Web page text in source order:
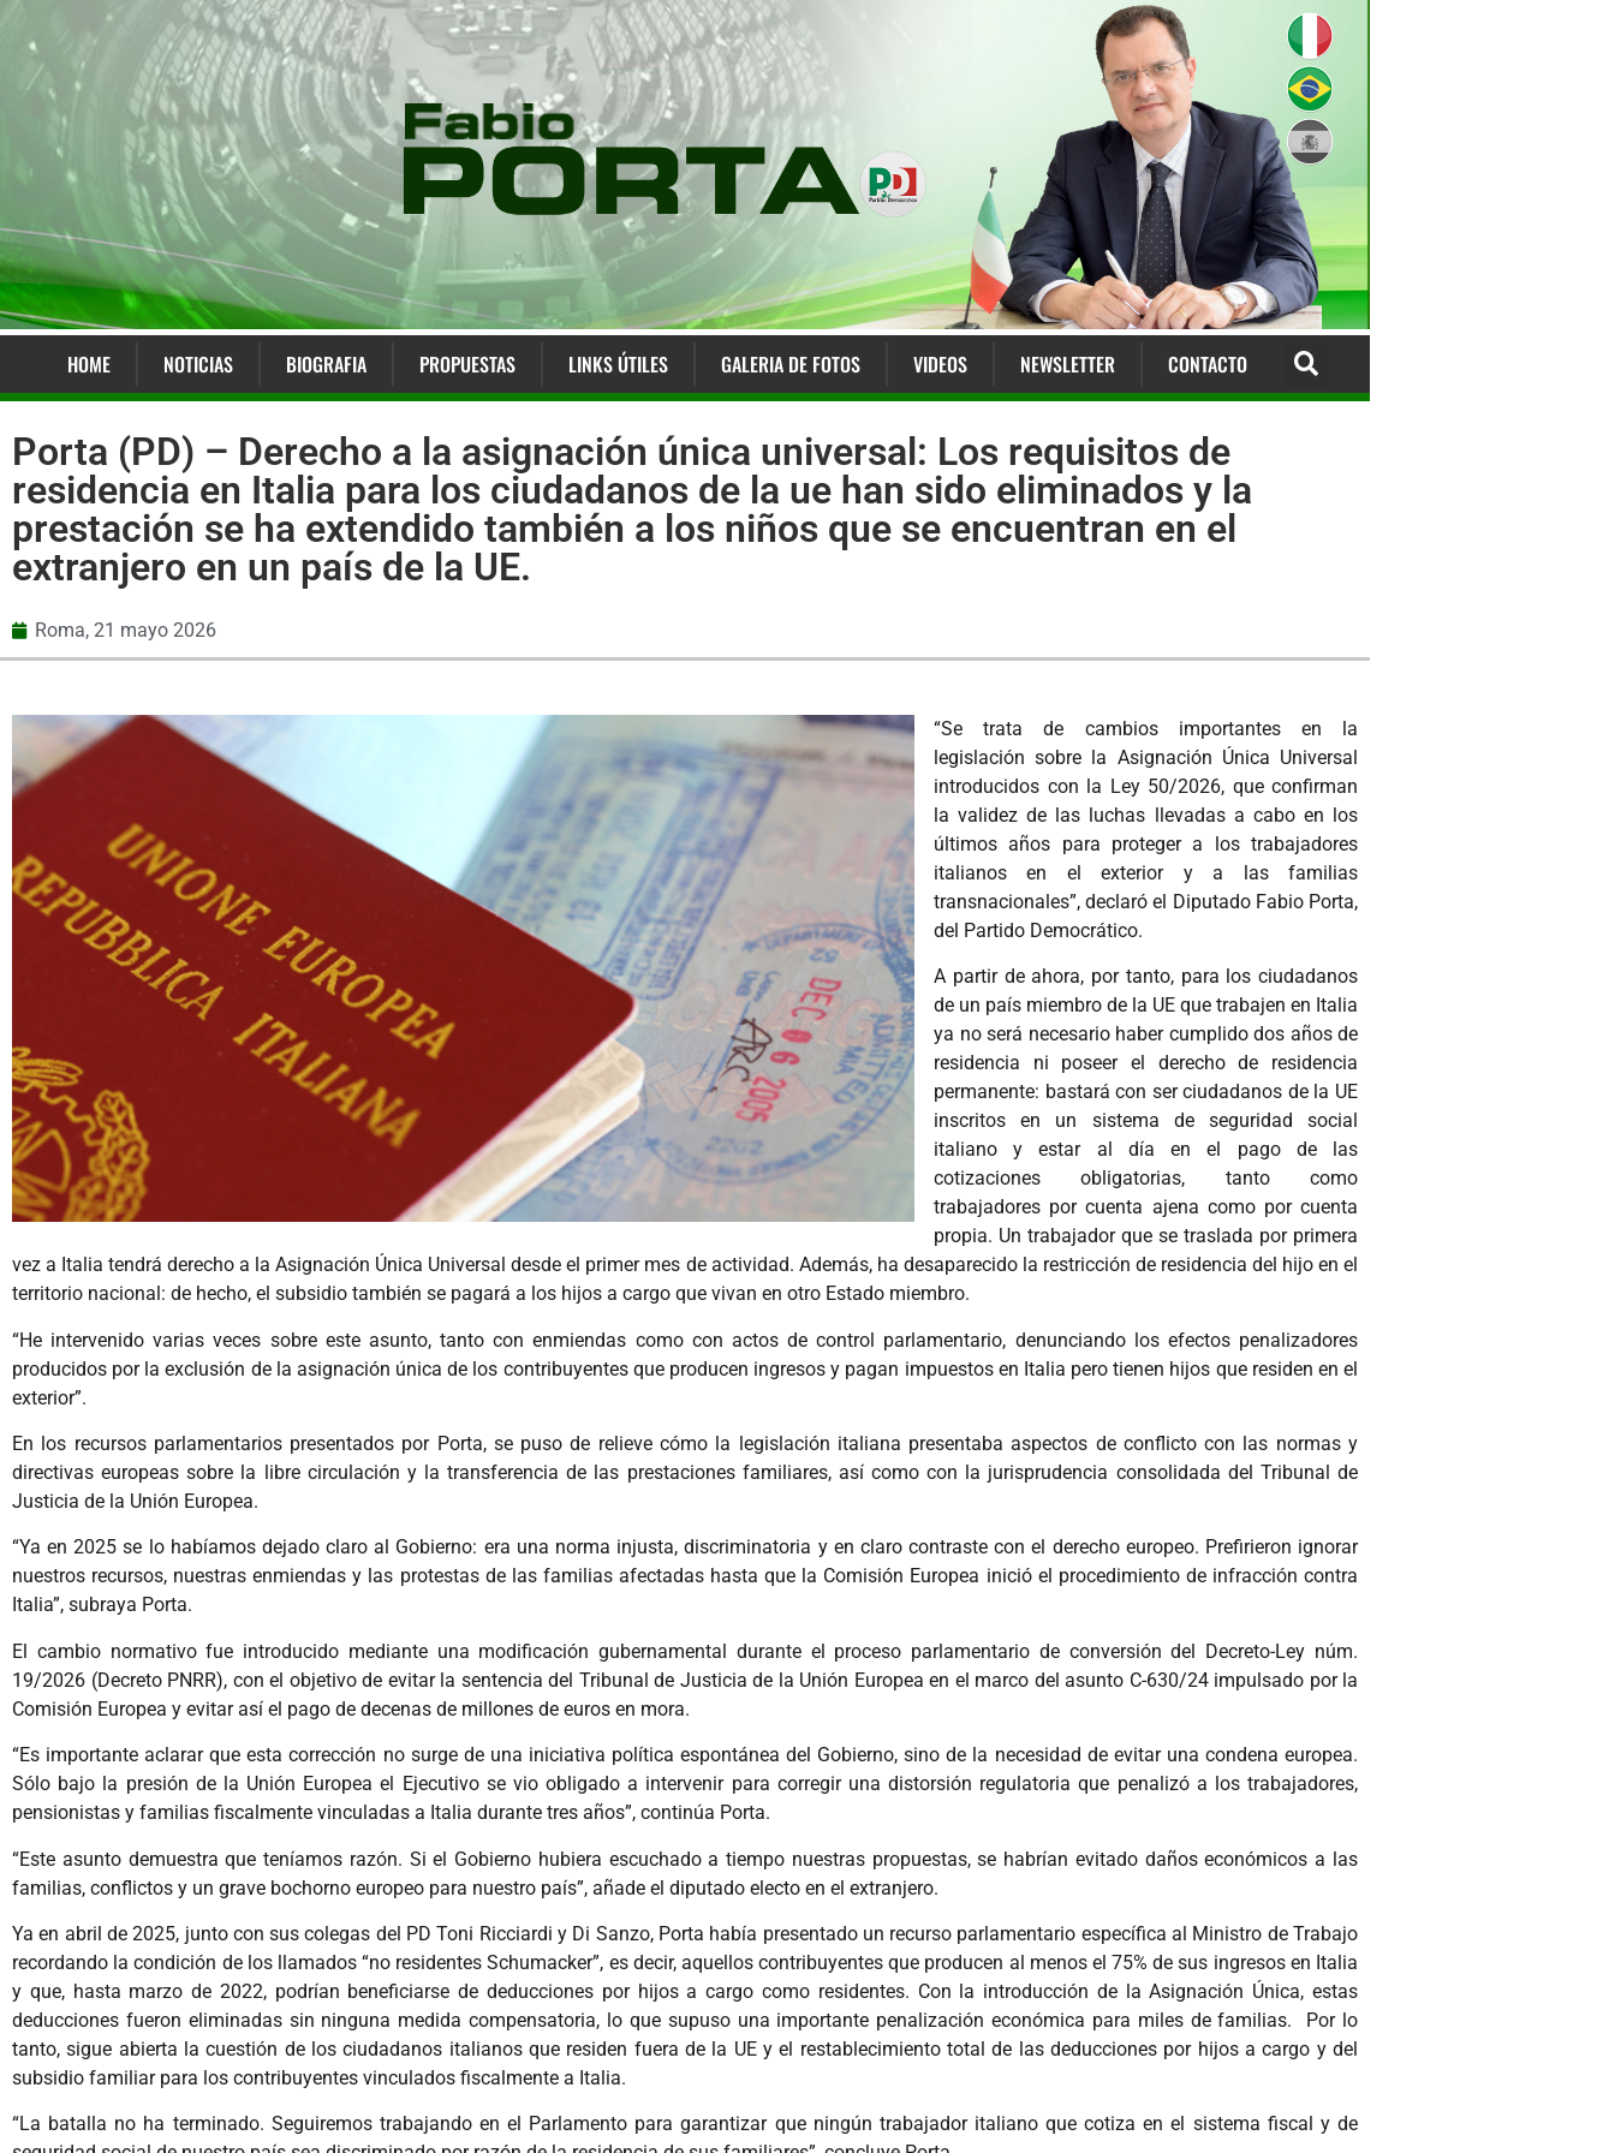
HOME NOTICIAS BIOGRAFIA PROPUESTAS LINKS ÚTILES GALERIA DE FOTOS VIDEOS NEWSLETTER CONTACTO
Porta (PD) – Derecho a la asignación única universal: Los requisitos de
residencia en Italia para los ciudadanos de la ue han sido eliminados y la
prestación se ha extendido también a los niños que se encuentran en el
extranjero en un país de la UE.
Roma, 21 mayo 2026
“Se trata de cambios importantes en la
legislación sobre la Asignación Única Universal
introducidos con la Ley 50/2026, que confirman
la validez de las luchas llevadas a cabo en los
últimos años para proteger a los trabajadores
italianos en el exterior y a las familias
transnacionales”, declaró el Diputado Fabio Porta,
del Partido Democrático.
A partir de ahora, por tanto, para los ciudadanos
de un país miembro de la UE que trabajen en Italia
ya no será necesario haber cumplido dos años de
residencia ni poseer el derecho de residencia
permanente: bastará con ser ciudadanos de la UE
inscritos en un sistema de seguridad social
italiano y estar al día en el pago de las
cotizaciones obligatorias, tanto como
trabajadores por cuenta ajena como por cuenta
propia. Un trabajador que se traslada por primera
vez a Italia tendrá derecho a la Asignación Única Universal desde el primer mes de actividad. Además, ha desaparecido la restricción de residencia del hijo en el
territorio nacional: de hecho, el subsidio también se pagará a los hijos a cargo que vivan en otro Estado miembro.
“He intervenido varias veces sobre este asunto, tanto con enmiendas como con actos de control parlamentario, denunciando los efectos penalizadores
producidos por la exclusión de la asignación única de los contribuyentes que producen ingresos y pagan impuestos en Italia pero tienen hijos que residen en el
exterior”.
En los recursos parlamentarios presentados por Porta, se puso de relieve cómo la legislación italiana presentaba aspectos de conflicto con las normas y
directivas europeas sobre la libre circulación y la transferencia de las prestaciones familiares, así como con la jurisprudencia consolidada del Tribunal de
Justicia de la Unión Europea.
“Ya en 2025 se lo habíamos dejado claro al Gobierno: era una norma injusta, discriminatoria y en claro contraste con el derecho europeo. Prefirieron ignorar
nuestros recursos, nuestras enmiendas y las protestas de las familias afectadas hasta que la Comisión Europea inició el procedimiento de infracción contra
Italia”, subraya Porta.
El cambio normativo fue introducido mediante una modificación gubernamental durante el proceso parlamentario de conversión del Decreto-Ley núm.
19/2026 (Decreto PNRR), con el objetivo de evitar la sentencia del Tribunal de Justicia de la Unión Europea en el marco del asunto C-630/24 impulsado por la
Comisión Europea y evitar así el pago de decenas de millones de euros en mora.
“Es importante aclarar que esta corrección no surge de una iniciativa política espontánea del Gobierno, sino de la necesidad de evitar una condena europea.
Sólo bajo la presión de la Unión Europea el Ejecutivo se vio obligado a intervenir para corregir una distorsión regulatoria que penalizó a los trabajadores,
pensionistas y familias fiscalmente vinculadas a Italia durante tres años”, continúa Porta.
“Este asunto demuestra que teníamos razón. Si el Gobierno hubiera escuchado a tiempo nuestras propuestas, se habrían evitado daños económicos a las
familias, conflictos y un grave bochorno europeo para nuestro país”, añade el diputado electo en el extranjero.
Ya en abril de 2025, junto con sus colegas del PD Toni Ricciardi y Di Sanzo, Porta había presentado un recurso parlamentario específica al Ministro de Trabajo
recordando la condición de los llamados “no residentes Schumacker”, es decir, aquellos contribuyentes que producen al menos el 75% de sus ingresos en Italia
y que, hasta marzo de 2022, podrían beneficiarse de deducciones por hijos a cargo como residentes. Con la introducción de la Asignación Única, estas
deducciones fueron eliminadas sin ninguna medida compensatoria, lo que supuso una importante penalización económica para miles de familias. Por lo
tanto, sigue abierta la cuestión de los ciudadanos italianos que residen fuera de la UE y el restablecimiento total de las deducciones por hijos a cargo y del
subsidio familiar para los contribuyentes vinculados fiscalmente a Italia.
“La batalla no ha terminado. Seguiremos trabajando en el Parlamento para garantizar que ningún trabajador italiano que cotiza en el sistema fiscal y de